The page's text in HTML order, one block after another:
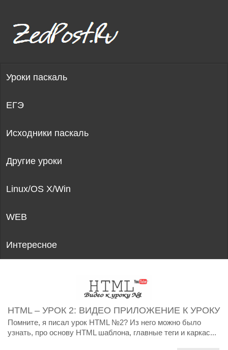
Уроки паскаль
ЕГЭ
Исходники паскаль
Другие уроки
Linux/OS X/Win
WEB
Интересное
HTML – УРОК 2: ВИДЕО ПРИЛОЖЕНИЕ К УРОКУ
Помните, я писал урок HTML №2? Из него можно было
узнать, про основу HTML шаблона, главные теги и каркас...